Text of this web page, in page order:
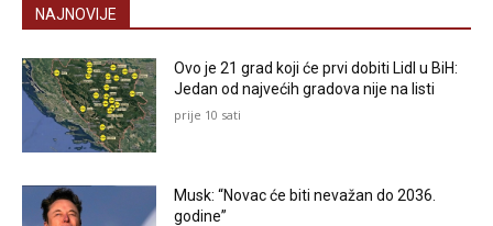
NAJNOVIJE
Ovo je 21 grad koji će prvi dobiti Lidl u BiH:
Jedan od najvećih gradova nije na listi
prije 10 sati
Musk: “Novac će biti nevažan do 2036.
godine”